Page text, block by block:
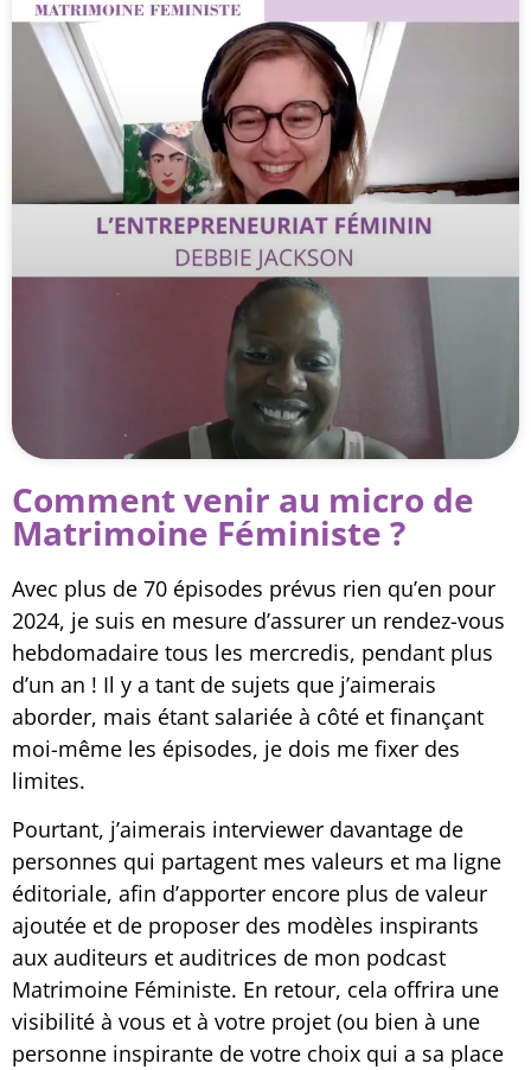
Comment venir au micro de
Matrimoine Féministe ?
Avec plus de 70 épisodes prévus rien qu’en pour
2024, je suis en mesure d’assurer un rendez-vous
hebdomadaire tous les mercredis, pendant plus
d’un an ! Il y a tant de sujets que j’aimerais
aborder, mais étant salariée à côté et finançant
moi-même les épisodes, je dois me fixer des
limites.
Pourtant, j’aimerais interviewer davantage de
personnes qui partagent mes valeurs et ma ligne
éditoriale, afin d’apporter encore plus de valeur
ajoutée et de proposer des modèles inspirants
aux auditeurs et auditrices de mon podcast
Matrimoine Féministe. En retour, cela offrira une
visibilité à vous et à votre projet (ou bien à une
personne inspirante de votre choix qui a sa place